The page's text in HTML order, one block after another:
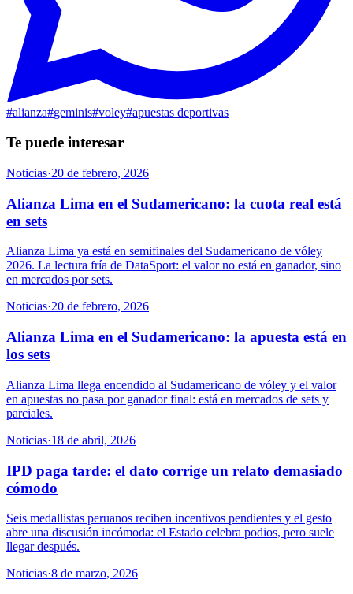
#alianza#geminis#voley#apuestas deportivas
Te puede interesar
Noticias·20 de febrero, 2026
Alianza Lima en el Sudamericano: la cuota real está
en sets
Alianza Lima ya está en semifinales del Sudamericano de vóley
2026. La lectura fría de DataSport: el valor no está en ganador, sino
en mercados por sets.
Noticias·20 de febrero, 2026
Alianza Lima en el Sudamericano: la apuesta está en
los sets
Alianza Lima llega encendido al Sudamericano de vóley y el valor
en apuestas no pasa por ganador final: está en mercados de sets y
parciales.
Noticias·18 de abril, 2026
IPD paga tarde: el dato corrige un relato demasiado
cómodo
Seis medallistas peruanos reciben incentivos pendientes y el gesto
abre una discusión incómoda: el Estado celebra podios, pero suele
llegar después.
Noticias·8 de marzo, 2026